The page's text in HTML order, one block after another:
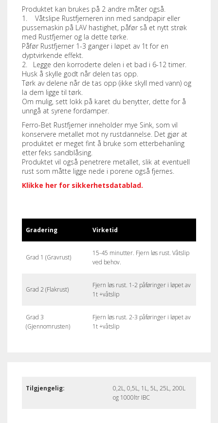
Produktet kan brukes på 2 andre måter også.
1. Våtslipe Rustfjerneren inn med sandpapir eller
pussemaskin på LAV hastighet, påfør så et nytt strøk
med Rustfjerner og la dette tørke.
Påfør Rustfjerner 1-3 ganger i løpet av 1t for en
dyptvirkende effekt.
2. Legge den korroderte delen i et bad i 6-12 timer.
Husk å skylle godt når delen tas opp.
Tørk av delene når de tas opp (ikke skyll med vann) og
la dem ligge til tørk.
Om mulig, sett lokk på karet du benytter, dette for å
unngå at syrene fordamper.
Ferro-Bet Rustfjerner inneholder mye Sink, som vil
konservere metallet mot ny rustdannelse. Det gjør at
produktet er meget fint å bruke som etterbehanling
etter feks sandblåsing.
Produktet vil også penetrere metallet, slik at eventuell
rust som måtte ligge nede i porene også fjernes.
Klikke her for sikkerhetsdatablad.
Gradering Virketid
Grad 1 (Gravrust)
15-45 minutter. Fjern løs rust. Våtslip
ved behov.
Grad 2 (Flakrust)
Fjern løs rust. 1-2 påføringer i løpet av
1t +våtslip
Grad 3
(Gjennomrusten)
Fjern løs rust. 2-3 påføringer i løpet av
1t +våtslip
Tilgjengelig:
0,2L, 0,5L, 1L, 5L, 25L, 200L
og 1000ltr IBC